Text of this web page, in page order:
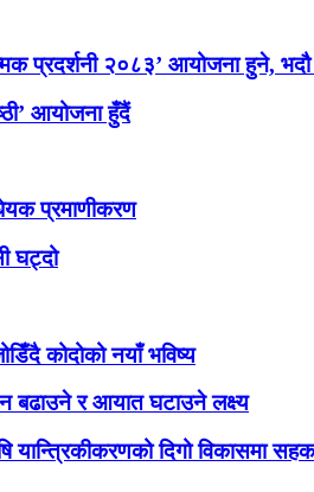
प्रदर्शनी २०८३’ आयोजना हुने,
आयोजना हुँदैं
प्रमाणीकरण
घट्दो
कोदोको नयाँ भविष्य
बढाउने र आयात घटाउने लक्ष्य
यान्त्रिकीकरणको दिगो विकासमा